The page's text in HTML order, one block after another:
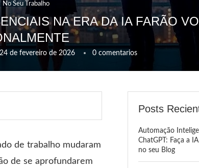
No Seu Trabalho
NA ERA DA IA FARÃO
24 de fevereiro de 2026 0 comentarios
de trabalho mudaram
de se aprofundarem
Posts
Automação
ChatGPT: Faça a
no seu Blog